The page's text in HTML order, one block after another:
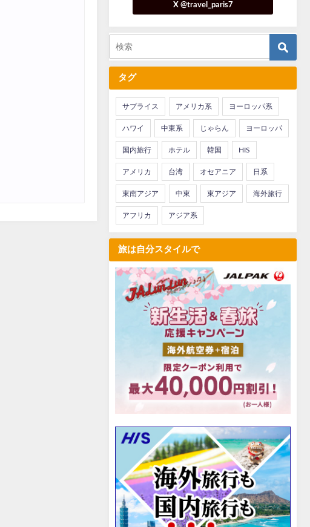
X @travel_paris7
タグ
サプライス アメリカ系 ヨーロッパ系
ハワイ 中東系 じゃらん ヨーロッパ
国内旅行 ホテル 韓国 HIS
アメリカ 台湾 オセアニア 日系
東南アジア 中東 東アジア 海外旅行
アフリカ アジア系
旅は自分スタイルで